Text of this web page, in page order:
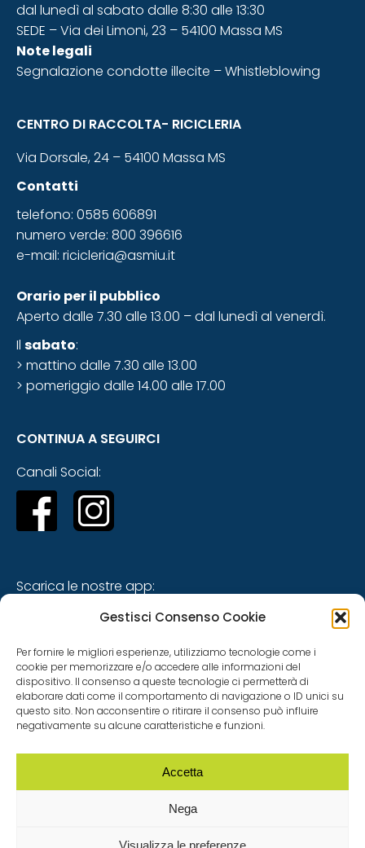
Gestisci Consenso Cookie
Per fornire le migliori esperienze, utilizziamo tecnologie come i
cookie per memorizzare e/o accedere alle informazioni del
dispositivo. Il consenso a queste tecnologie ci permetterà di
elaborare dati come il comportamento di navigazione o ID unici su
questo sito. Non acconsentire o ritirare il consenso può influire
negativamente su alcune caratteristiche e funzioni.
Accetta
Nega
Visualizza le preferenze
dal lunedì al sabato dalle 8:30 alle 13:30
SEDE – Via dei Limoni, 23 – 54100 Massa MS
Note legali
Segnalazione condotte illecite – Whistleblowing
CENTRO DI RACCOLTA- RICICLERIA
Via Dorsale, 24 – 54100 Massa MS
Contatti
telefono: 0585 606891
numero verde: 800 396616
e-mail: ricicleria@asmiu.it
Orario per il pubblico
Aperto dalle 7.30 alle 13.00 – dal lunedì al venerdì.
Il sabato:
> mattino dalle 7.30 alle 13.00
> pomeriggio dalle 14.00 alle 17.00
CONTINUA A SEGUIRCI
Canali Social:
Scarica le nostre app:
Siti tematici